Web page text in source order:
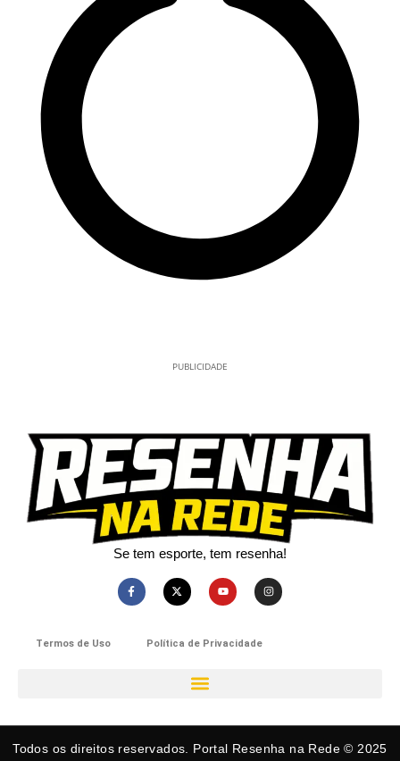
PUBLICIDADE
Se tem esporte, tem resenha!​
Termos de Uso Política de Privacidade
Todos os direitos reservados. Portal Resenha na Rede © 2025